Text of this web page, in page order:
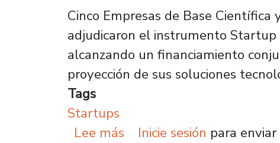
Cinco Empresas de Base
adjudicaron el instrumento Startup
alcanzando un financiamiento
proyección de sus soluciones
Tags
Startups
Lee más sobre Empresas de
Inicie sesión para